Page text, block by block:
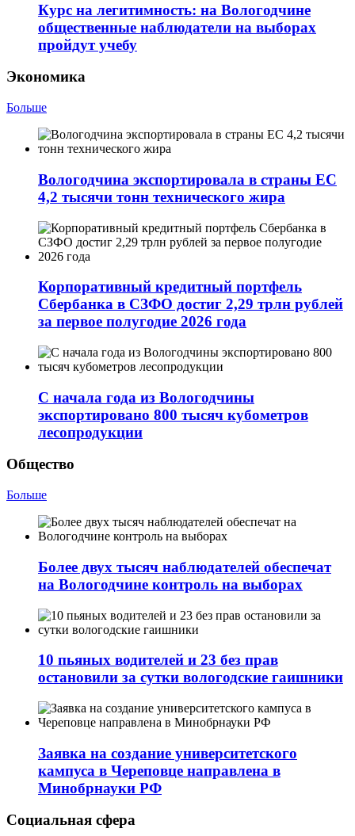
Курс на легитимность: на Вологодчине
общественные наблюдатели на выборах
пройдут учебу
Экономика
Больше
Вологодчина экспортировала в страны ЕС
4,2 тысячи тонн технического жира
Корпоративный кредитный портфель
Сбербанка в СЗФО достиг 2,29 трлн рублей
за первое полугодие 2026 года
С начала года из Вологодчины
экспортировано 800 тысяч кубометров
лесопродукции
Общество
Больше
Более двух тысяч наблюдателей обеспечат
на Вологодчине контроль на выборах
10 пьяных водителей и 23 без прав
остановили за сутки вологодские гаишники
Заявка на создание университетского
кампуса в Череповце направлена в
Минобрнауки РФ
Социальная сфера